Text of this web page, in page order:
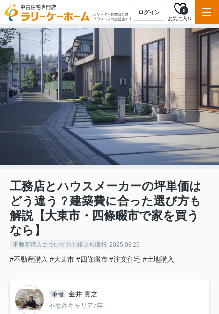
ログイン
お気に入り
0
工務店とハウスメーカーの坪単価は
どう違う？建築費に合った選び方も
解説【大東市・四條畷市で家を買う
なら】
不動産購入についてのお役立ち情報 2025.08.26
#不動産購入 #大東市 #四條畷市 #注文住宅 #土地購入
筆者 金井 貴之
不動産キャリア7年